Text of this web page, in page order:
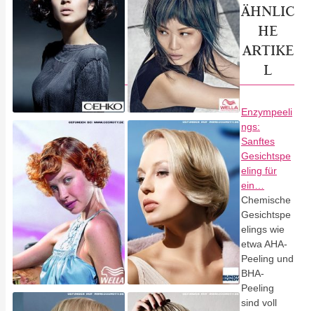
ÄHNLIC
HE
ARTIKE
L
Enzympeeli
ngs:
Sanftes
Gesichtspe
eling für
ein…
Chemische
Gesichtspe
elings wie
etwa AHA-
Peeling und
BHA-
Peeling
sind voll